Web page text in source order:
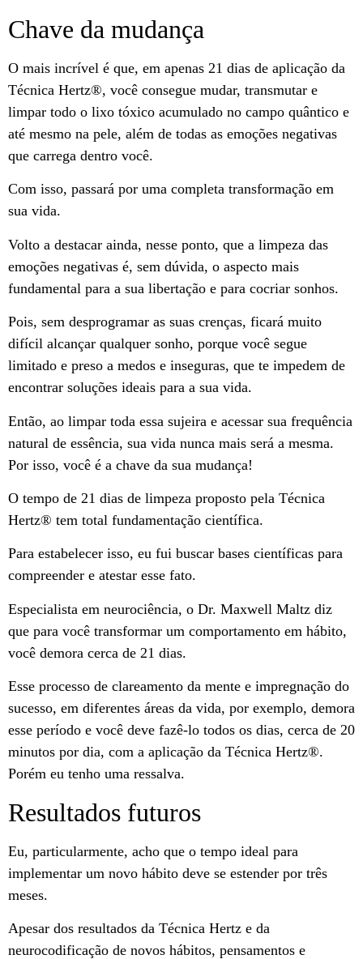
Chave da mudança
O mais incrível é que, em apenas 21 dias de aplicação da
Técnica Hertz®️, você consegue mudar, transmutar e
limpar todo o lixo tóxico acumulado no campo quântico e
até mesmo na pele, além de todas as emoções negativas
que carrega dentro você.
Com isso, passará por uma completa transformação em
sua vida.
Volto a destacar ainda, nesse ponto, que a limpeza das
emoções negativas é, sem dúvida, o aspecto mais
fundamental para a sua libertação e para cocriar sonhos.
Pois, sem desprogramar as suas crenças, ficará muito
difícil alcançar qualquer sonho, porque você segue
limitado e preso a medos e inseguras, que te impedem de
encontrar soluções ideais para a sua vida.
Então, ao limpar toda essa sujeira e acessar sua frequência
natural de essência, sua vida nunca mais será a mesma.
Por isso, você é a chave da sua mudança!
O tempo de 21 dias de limpeza proposto pela Técnica
Hertz®️ tem total fundamentação científica.
Para estabelecer isso, eu fui buscar bases científicas para
compreender e atestar esse fato.
Especialista em neurociência, o Dr. Maxwell Maltz diz
que para você transformar um comportamento em hábito,
você demora cerca de 21 dias.
Esse processo de clareamento da mente e impregnação do
sucesso, em diferentes áreas da vida, por exemplo, demora
esse período e você deve fazê-lo todos os dias, cerca de 20
minutos por dia, com a aplicação da Técnica Hertz®️.
Porém eu tenho uma ressalva.
Resultados futuros
Eu, particularmente, acho que o tempo ideal para
implementar um novo hábito deve se estender por três
meses.
Apesar dos resultados da Técnica Hertz e da
neurocodificação de novos hábitos, pensamentos e